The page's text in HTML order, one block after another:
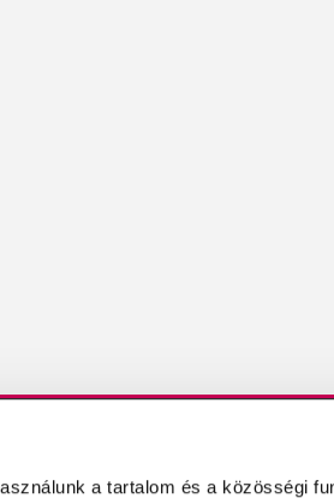
a tartalom és a közösségi